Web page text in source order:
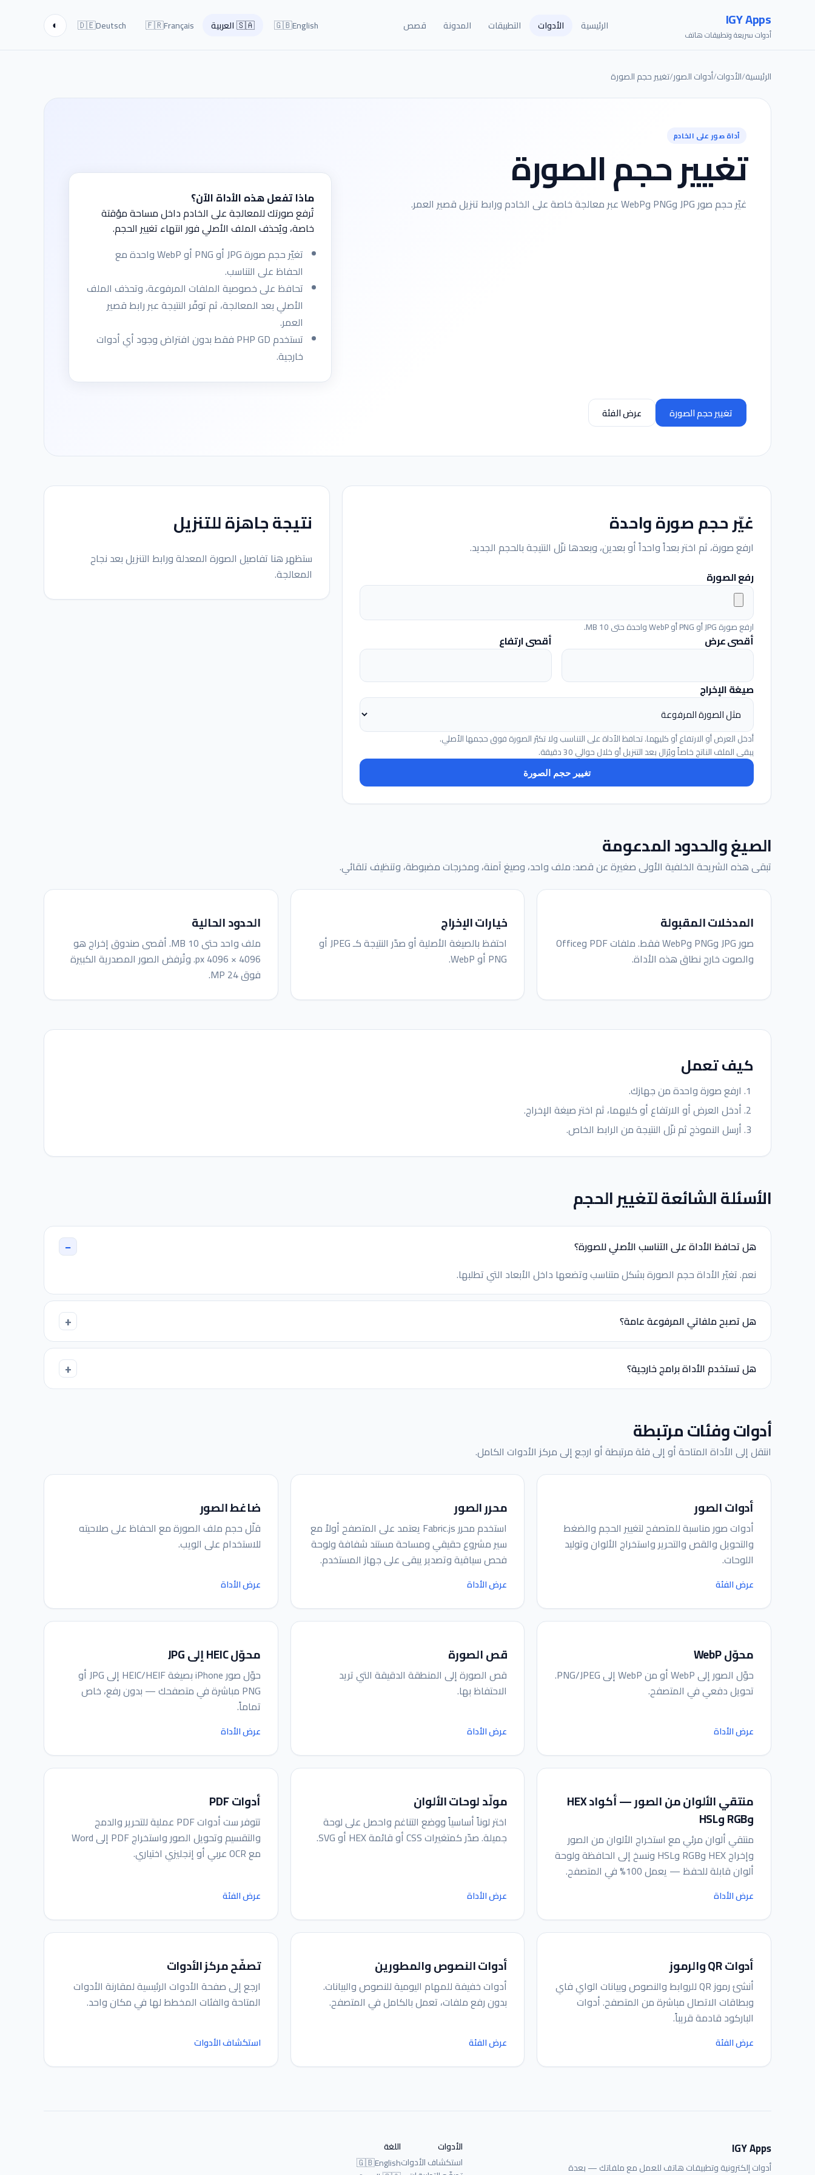
IGY Apps
أدوات سريعة وتطبيقات هاتف
الرئيسية الأدوات التطبيقات المدونة قصص 🇬🇧English
🇸🇦العربية 🇫🇷Français
🇩🇪Deutsch
◐
الرئيسية/الأدوات/أدوات الصور/تغيير حجم الصورة
أداة صور على الخادم
تغيير حجم الصورة
غيّر حجم صور JPG وPNG وWebP عبر معالجة خاصة على الخادم ورابط تنزيل قصير العمر.
تغيير حجم الصورة عرض الفئة
ماذا تفعل هذه الأداة الآن؟
تُرفع صورتك للمعالجة على الخادم داخل مساحة مؤقتة
خاصة، ويُحذف الملف الأصلي فور انتهاء تغيير الحجم.
تغيّر حجم صورة JPG أو PNG أو WebP واحدة مع
الحفاظ على التناسب.
تحافظ على خصوصية الملفات المرفوعة، وتحذف الملف
الأصلي بعد المعالجة، ثم توفّر النتيجة عبر رابط قصير
العمر.
تستخدم PHP GD فقط بدون افتراض وجود أي أدوات
خارجية.
غيّر حجم صورة واحدة
ارفع صورة، ثم اختر بعداً واحداً أو بعدين، وبعدها نزّل النتيجة بالحجم الجديد.
رفع الصورة
ارفع صورة JPG أو PNG أو WebP واحدة حتى 10 MB.
أقصى عرض أقصى ارتفاع
صيغة الإخراج
أدخل العرض أو الارتفاع أو كليهما. تحافظ الأداة على التناسب ولا تكبّر الصورة فوق حجمها الأصلي.
يبقى الملف الناتج خاصاً ويُزال بعد التنزيل أو خلال حوالي 30 دقيقة.
تغيير حجم الصورة
نتيجة جاهزة للتنزيل
ستظهر هنا تفاصيل الصورة المعدلة ورابط التنزيل بعد نجاح
المعالجة.
الصيغ والحدود المدعومة
تبقى هذه الشريحة الخلفية الأولى صغيرة عن قصد: ملف واحد، وصيغ آمنة، ومخرجات مضبوطة، وتنظيف تلقائي.
المدخلات المقبولة
صور JPG وPNG وWebP فقط. ملفات PDF وOffice
والصوت خارج نطاق هذه الأداة.
خيارات الإخراج
احتفظ بالصيغة الأصلية أو صدّر النتيجة كـ JPEG أو
PNG أو WebP.
الحدود الحالية
ملف واحد حتى 10 MB. أقصى صندوق إخراج هو
4096 × 4096 px. وتُرفض الصور المصدرية الكبيرة
فوق 24 MP.
كيف تعمل
ارفع صورة واحدة من جهازك.
أدخل العرض أو الارتفاع أو كليهما، ثم اختر صيغة الإخراج.
أرسل النموذج ثم نزّل النتيجة من الرابط الخاص.
الأسئلة الشائعة لتغيير الحجم
هل تحافظ الأداة على التناسب الأصلي للصورة؟
نعم. تغيّر الأداة حجم الصورة بشكل متناسب وتضعها داخل الأبعاد التي تطلبها.
هل تصبح ملفاتي المرفوعة عامة؟
هل تستخدم الأداة برامج خارجية؟
أدوات وفئات مرتبطة
انتقل إلى الأداة المتاحة أو إلى فئة مرتبطة أو ارجع إلى مركز الأدوات الكامل.
أدوات الصور
أدوات صور مناسبة للمتصفح لتغيير الحجم والضغط
والتحويل والقص والتحرير واستخراج الألوان وتوليد
اللوحات.
عرض الفئة
محرر الصور
استخدم محرر Fabric.js يعتمد على المتصفح أولاً مع
سير مشروع حقيقي ومساحة مستند شفافة ولوحة
فحص سياقية وتصدير يبقى على جهاز المستخدم.
عرض الأداة
ضاغط الصور
قلّل حجم ملف الصورة مع الحفاظ على صلاحيته
للاستخدام على الويب.
عرض الأداة
محوّل WebP
حوّل الصور إلى WebP أو من WebP إلى PNG/JPEG.
تحويل دفعي في المتصفح.
عرض الأداة
قص الصورة
قص الصورة إلى المنطقة الدقيقة التي تريد
الاحتفاظ بها.
عرض الأداة
محوّل HEIC إلى JPG
حوّل صور iPhone بصيغة HEIC/HEIF إلى JPG أو
PNG مباشرة في متصفحك — بدون رفع، خاص
تماماً.
عرض الأداة
منتقي الألوان من الصور — أكواد HEX
وRGB وHSL
منتقي ألوان مرئي مع استخراج الألوان من الصور
وإخراج HEX وRGB وHSL ونسخ إلى الحافظة ولوحة
ألوان قابلة للحفظ — يعمل 100% في المتصفح.
عرض الأداة
مولّد لوحات الألوان
اختر لوناً أساسياً ووضع التناغم واحصل على لوحة
جميلة. صدّر كمتغيرات CSS أو قائمة HEX أو SVG.
عرض الأداة
أدوات PDF
تتوفر ست أدوات PDF عملية للتحرير والدمج
والتقسيم وتحويل الصور واستخراج PDF إلى Word
مع OCR عربي أو إنجليزي اختياري.
عرض الفئة
أدوات QR والرموز
أنشئ رموز QR للروابط والنصوص وبيانات الواي فاي
وبطاقات الاتصال مباشرة من المتصفح. أدوات
الباركود قادمة قريباً.
عرض الفئة
أدوات النصوص والمطورين
أدوات خفيفة للمهام اليومية للنصوص والبيانات.
بدون رفع ملفات، تعمل بالكامل في المتصفح.
عرض الفئة
تصفّح مركز الأدوات
ارجع إلى صفحة الأدوات الرئيسية لمقارنة الأدوات
المتاحة والفئات المخطط لها في مكان واحد.
استكشاف الأدوات
IGY Apps
أدوات إلكترونية وتطبيقات هاتف للعمل مع ملفاتك — بعدة
الأدوات
استكشاف الأدوات
اللغة
🇬🇧English
متصل — اسألني أي شيء